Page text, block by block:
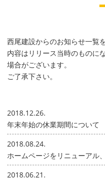
西尾建設からのお知らせ一覧
内容はリリース当時のものに
場合がございます。
ご了承下さい。
2018.12.26.
年末年始の休業期間について
2018.08.24.
ホームページをリニューアル
2018.06.21.